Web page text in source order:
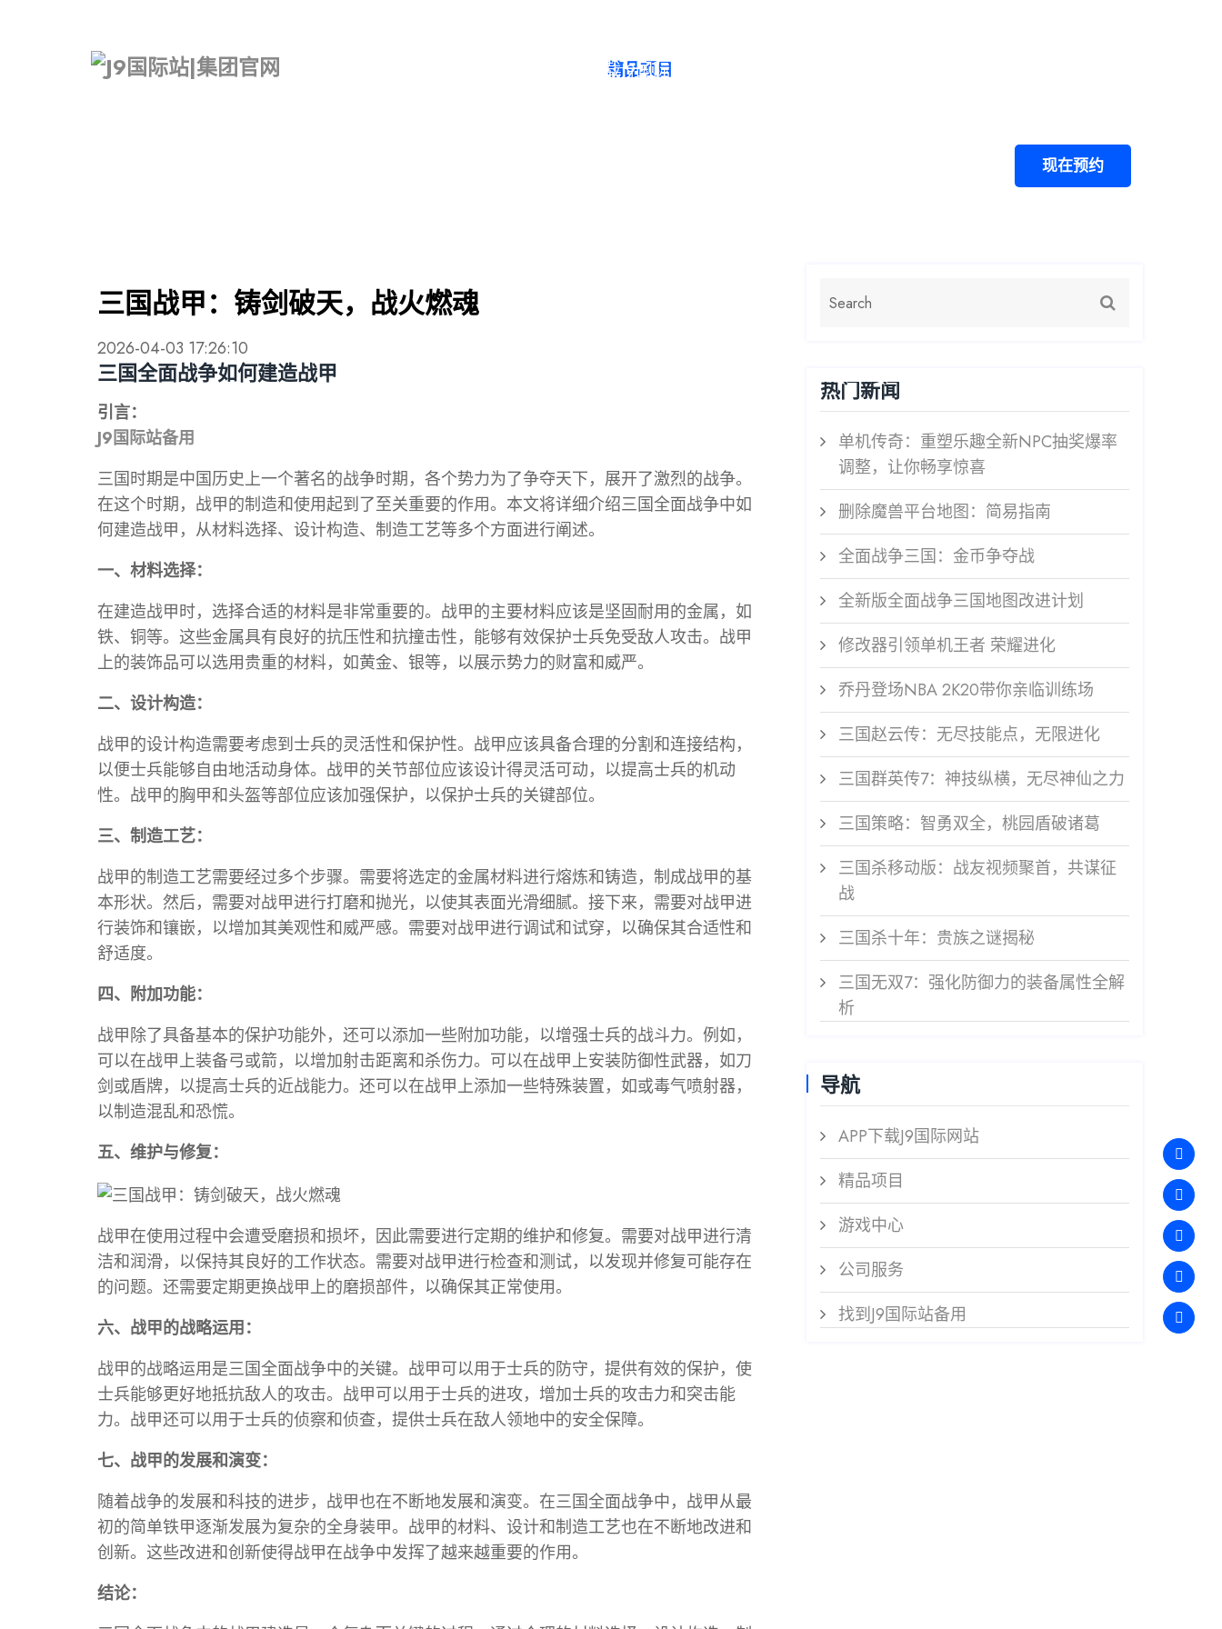
APP下载J9国际网站
现在预约
精品项目
三国战甲：铸剑破天，战火燃魂
2026-04-03 17:26:10
三国全面战争如何建造战甲
引言：
J9国际站备用
三国时期是中国历史上一个著名的战争时期，各个势力为了争夺天下，展开了激烈的战争。
在这个时期，战甲的制造和使用起到了至关重要的作用。本文将详细介绍三国全面战争中如
何建造战甲，从材料选择、设计构造、制造工艺等多个方面进行阐述。
一、材料选择：
在建造战甲时，选择合适的材料是非常重要的。战甲的主要材料应该是坚固耐用的金属，如
铁、铜等。这些金属具有良好的抗压性和抗撞击性，能够有效保护士兵免受敌人攻击。战甲
上的装饰品可以选用贵重的材料，如黄金、银等，以展示势力的财富和威严。
二、设计构造：
战甲的设计构造需要考虑到士兵的灵活性和保护性。战甲应该具备合理的分割和连接结构，
以便士兵能够自由地活动身体。战甲的关节部位应该设计得灵活可动，以提高士兵的机动
性。战甲的胸甲和头盔等部位应该加强保护，以保护士兵的关键部位。
三、制造工艺：
战甲的制造工艺需要经过多个步骤。需要将选定的金属材料进行熔炼和铸造，制成战甲的基
本形状。然后，需要对战甲进行打磨和抛光，以使其表面光滑细腻。接下来，需要对战甲进
行装饰和镶嵌，以增加其美观性和威严感。需要对战甲进行调试和试穿，以确保其合适性和
舒适度。
四、附加功能：
战甲除了具备基本的保护功能外，还可以添加一些附加功能，以增强士兵的战斗力。例如，
可以在战甲上装备弓或箭，以增加射击距离和杀伤力。可以在战甲上安装防御性武器，如刀
剑或盾牌，以提高士兵的近战能力。还可以在战甲上添加一些特殊装置，如或毒气喷射器，
以制造混乱和恐慌。
五、维护与修复：
战甲在使用过程中会遭受磨损和损坏，因此需要进行定期的维护和修复。需要对战甲进行清
洁和润滑，以保持其良好的工作状态。需要对战甲进行检查和测试，以发现并修复可能存在
的问题。还需要定期更换战甲上的磨损部件，以确保其正常使用。
六、战甲的战略运用：
战甲的战略运用是三国全面战争中的关键。战甲可以用于士兵的防守，提供有效的保护，使
士兵能够更好地抵抗敌人的攻击。战甲可以用于士兵的进攻，增加士兵的攻击力和突击能
力。战甲还可以用于士兵的侦察和侦查，提供士兵在敌人领地中的安全保障。
七、战甲的发展和演变：
随着战争的发展和科技的进步，战甲也在不断地发展和演变。在三国全面战争中，战甲从最
初的简单铁甲逐渐发展为复杂的全身装甲。战甲的材料、设计和制造工艺也在不断地改进和
创新。这些改进和创新使得战甲在战争中发挥了越来越重要的作用。
结论：
热门新闻
单机传奇：重塑乐趣全新NPC抽奖爆率
调整，让你畅享惊喜
删除魔兽平台地图：简易指南
全面战争三国：金币争夺战
全新版全面战争三国地图改进计划
修改器引领单机王者 荣耀进化
乔丹登场NBA 2K20带你亲临训练场
三国赵云传：无尽技能点，无限进化
三国群英传7：神技纵横，无尽神仙之力
三国策略：智勇双全，桃园盾破诸葛
三国杀移动版：战友视频聚首，共谋征
战
三国杀十年：贵族之谜揭秘
三国无双7：强化防御力的装备属性全解
析
导航
APP下载J9国际网站
精品项目
游戏中心
公司服务
找到J9国际站备用